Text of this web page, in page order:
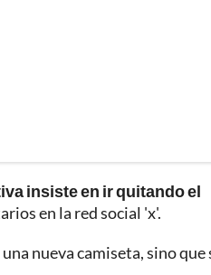
insiste en ir quitando el
en la red social 'x'.
nueva camiseta, sino que